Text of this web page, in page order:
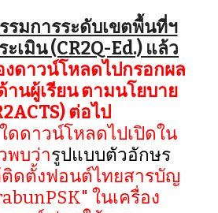
มการระดับเขตพื้นที่ฯ
เมิน (CR2Q-Ed.) แล้ว
งดาวน์โหลดไปกรอกผล
านผู้เรียน ตามนโยบาย
ต่อไป
ดดาวน์โหลดไปเปิดใน
พบว่ารูปแบบตัวอักษร
ดตั้งฟอนต์ไทยสารบัญ
ในเครื่อง